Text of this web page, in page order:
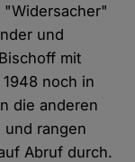
und
mit
noch in
die anderen
und rangen
Abruf durch.